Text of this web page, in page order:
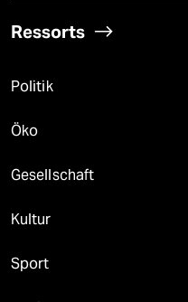
Ressorts
Politik
Öko
Gesellschaft
Kultur
Sport